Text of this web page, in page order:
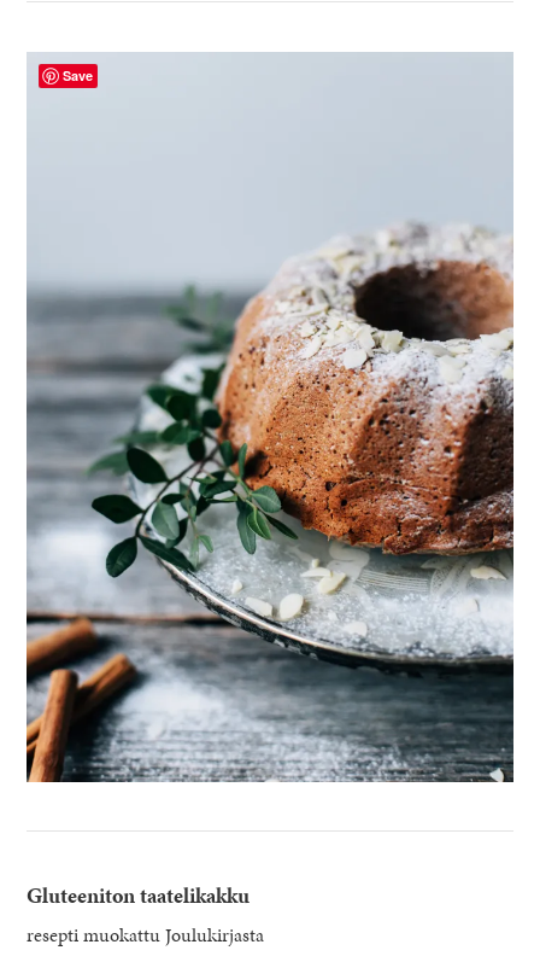
Gluteeniton taatelikakku
resepti muokattu Joulukirjasta
Save